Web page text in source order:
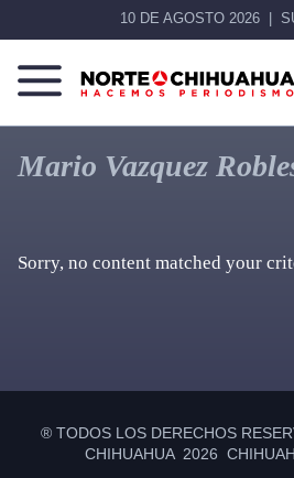
10 DE AGOSTO 2026
Norte
De
Chihuahua
Más
que
noticias,
Mario Vazquez
Sorry, no content matched your
® TODOS LOS DERECHOS
CHIHUAHUA 2026